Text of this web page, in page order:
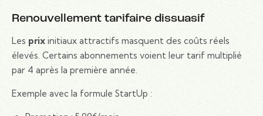
Renouvellement tarifaire dissuasif
Les prix initiaux attractifs masquent des coûts réels
élevés. Certains abonnements voient leur tarif multiplié
par 4 après la première année.
Exemple avec la formule StartUp :